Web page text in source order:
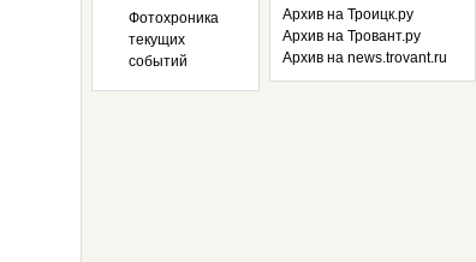
Фотохроника
текущих
событий
Архив на Троицк.ру
Архив на Тровант.ру
Архив на news.trovant.ru